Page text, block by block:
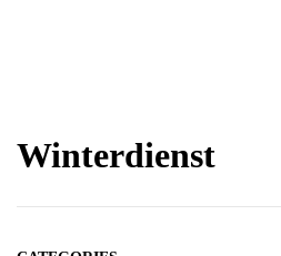
Winterdienst